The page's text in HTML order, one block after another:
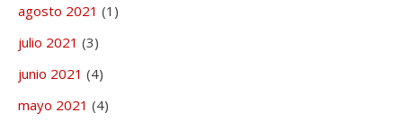
agosto 2021 (1)
julio 2021 (3)
junio 2021 (4)
mayo 2021 (4)